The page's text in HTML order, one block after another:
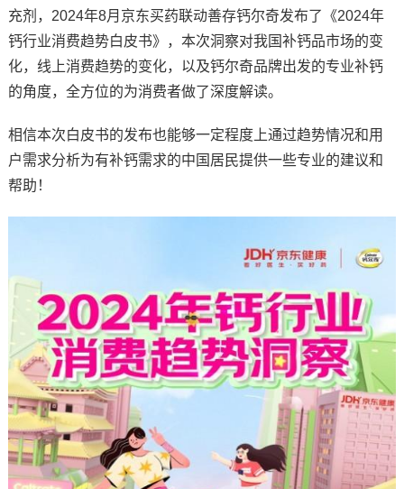
充剂，2024年8月京东买药联动善存钙尔奇发布了《2024年
钙行业消费趋势白皮书》，本次洞察对我国补钙品市场的变
化，线上消费趋势的变化，以及钙尔奇品牌出发的专业补钙
的角度，全方位的为消费者做了深度解读。
相信本次白皮书的发布也能够一定程度上通过趋势情况和用
户需求分析为有补钙需求的中国居民提供一些专业的建议和
帮助！